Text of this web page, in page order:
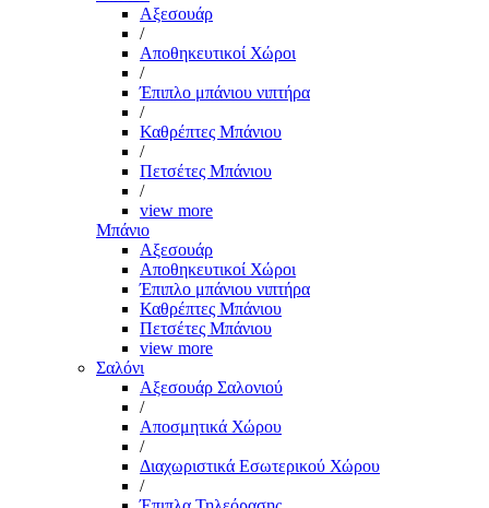
Αξεσουάρ
/
Αποθηκευτικοί Χώροι
/
Έπιπλο μπάνιου νιπτήρα
/
Καθρέπτες Μπάνιου
/
Πετσέτες Μπάνιου
/
view more
Μπάνιο
Αξεσουάρ
Αποθηκευτικοί Χώροι
Έπιπλο μπάνιου νιπτήρα
Καθρέπτες Μπάνιου
Πετσέτες Μπάνιου
view more
Σαλόνι
Αξεσουάρ Σαλονιού
/
Αποσμητικά Χώρου
/
Διαχωριστικά Εσωτερικού Χώρου
/